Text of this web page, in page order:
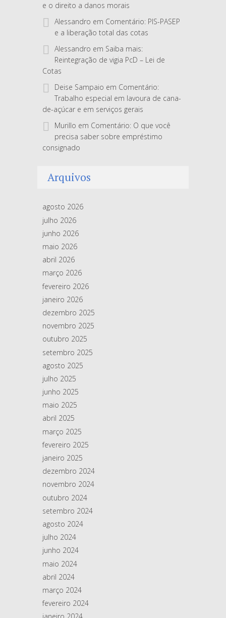
e o direito a danos morais
Alessandro em Comentário: PIS-PASEP
e a liberação total das cotas
Alessandro em Saiba mais:
Reintegração de vigia PcD – Lei de
Cotas
Deise Sampaio em Comentário:
Trabalho especial em lavoura de cana-
de-açúcar e em serviços gerais
Murillo em Comentário: O que você
precisa saber sobre empréstimo
consignado
Arquivos
agosto 2026
julho 2026
junho 2026
maio 2026
abril 2026
março 2026
fevereiro 2026
janeiro 2026
dezembro 2025
novembro 2025
outubro 2025
setembro 2025
agosto 2025
julho 2025
junho 2025
maio 2025
abril 2025
março 2025
fevereiro 2025
janeiro 2025
dezembro 2024
novembro 2024
outubro 2024
setembro 2024
agosto 2024
julho 2024
junho 2024
maio 2024
abril 2024
março 2024
fevereiro 2024